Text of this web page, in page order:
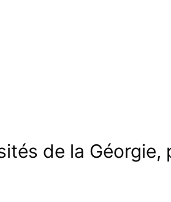
de la Géorgie,